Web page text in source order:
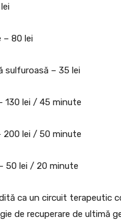
– 80 lei
sulfuroasă – 35 lei
130 lei / 45 minute
200 lei / 50 minute
50 lei / 20 minute
ca un circuit terapeutic
de recuperare de ultimă